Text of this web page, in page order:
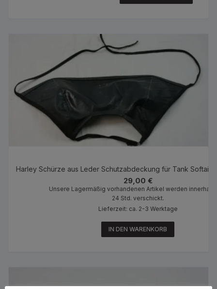
Harley Schürze aus Leder Schutzabdeckung für Tank Softail
29,00 €
Unsere Lagermäßig vorhandenen Artikel werden innerhalb
24 Std. verschickt.
Lieferzeit: ca. 2-3 Werktage
IN DEN WARENKORB